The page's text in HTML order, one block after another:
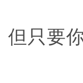
但只要